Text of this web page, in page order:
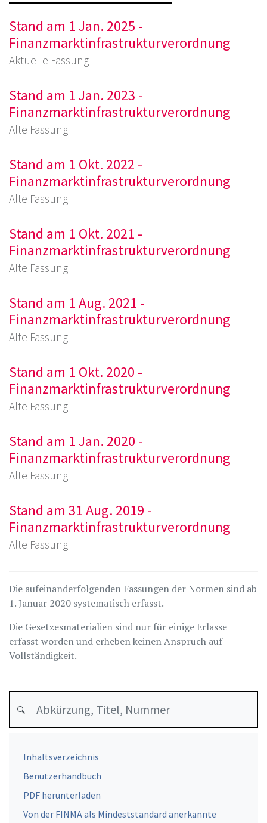
Stand am 1 Jan. 2025 -
Finanzmarktinfrastrukturverordnung
Aktuelle Fassung
Stand am 1 Jan. 2023 -
Finanzmarktinfrastrukturverordnung
Alte Fassung
Stand am 1 Okt. 2022 -
Finanzmarktinfrastrukturverordnung
Alte Fassung
Stand am 1 Okt. 2021 -
Finanzmarktinfrastrukturverordnung
Alte Fassung
Stand am 1 Aug. 2021 -
Finanzmarktinfrastrukturverordnung
Alte Fassung
Stand am 1 Okt. 2020 -
Finanzmarktinfrastrukturverordnung
Alte Fassung
Stand am 1 Jan. 2020 -
Finanzmarktinfrastrukturverordnung
Alte Fassung
Stand am 31 Aug. 2019 -
Finanzmarktinfrastrukturverordnung
Alte Fassung
Die aufeinanderfolgenden Fassungen der Normen sind ab
1. Januar 2020 systematisch erfasst.
Die Gesetzesmaterialien sind nur für einige Erlasse
erfasst worden und erheben keinen Anspruch auf
Vollständigkeit.
Inhaltsverzeichnis
Benutzerhandbuch
PDF herunterladen
Von der FINMA als Mindeststandard anerkannte